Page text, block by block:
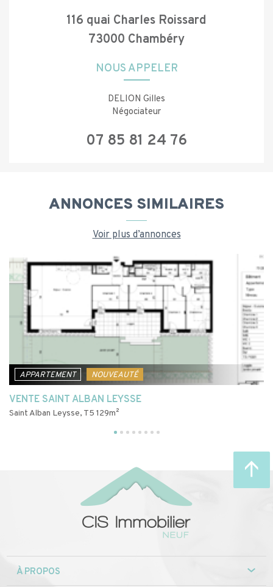
116 quai Charles Roissard
73000 Chambéry
NOUS APPELER
DELION Gilles
Négociateur
07 85 81 24 76
ANNONCES SIMILAIRES
Voir plus d’annonces
APPARTEMENT NOUVEAUTÉ
VENTE SAINT ALBAN LEYSSE
Saint Alban Leysse, T5 129m²
À PROPOS